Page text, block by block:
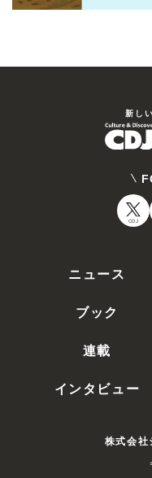
新し
CDJ
ニュース
ブック
連載
インタビュー
株式会